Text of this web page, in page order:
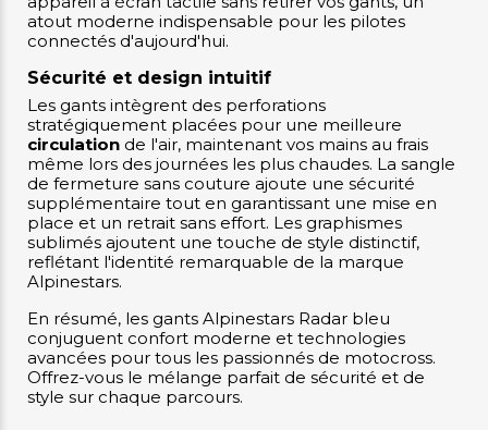
atout moderne indispensable pour les pilotes
connectés d'aujourd'hui.
Sécurité et design intuitif
Les gants intègrent des perforations
stratégiquement placées pour une meilleure
circulation de l'air, maintenant vos mains au frais
même lors des journées les plus chaudes. La sangle
de fermeture sans couture ajoute une sécurité
supplémentaire tout en garantissant une mise en
place et un retrait sans effort. Les graphismes
sublimés ajoutent une touche de style distinctif,
reflétant l'identité remarquable de la marque
Alpinestars.
En résumé, les gants Alpinestars Radar bleu
conjuguent confort moderne et technologies
avancées pour tous les passionnés de motocross.
Offrez-vous le mélange parfait de sécurité et de
style sur chaque parcours.